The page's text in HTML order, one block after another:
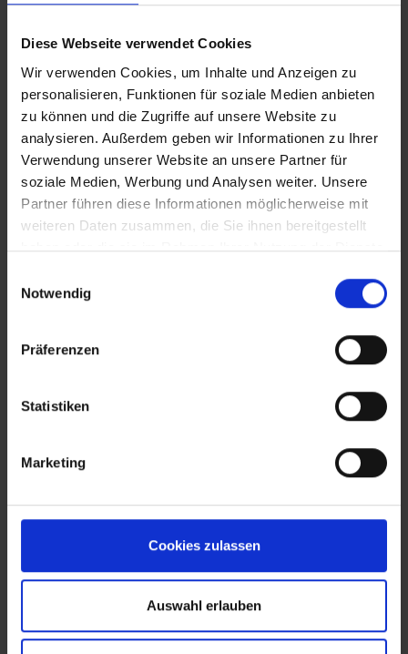
Diese Webseite verwendet Cookies
Wir verwenden Cookies, um Inhalte und Anzeigen zu
personalisieren, Funktionen für soziale Medien anbieten
zu können und die Zugriffe auf unsere Website zu
analysieren. Außerdem geben wir Informationen zu Ihrer
Verwendung unserer Website an unsere Partner für
soziale Medien, Werbung und Analysen weiter. Unsere
Partner führen diese Informationen möglicherweise mit
weiteren Daten zusammen, die Sie ihnen bereitgestellt
haben oder die sie im Rahmen Ihrer Nutzung der Dienste
Notwendig
Präferenzen
Statistiken
Marketing
Cookies zulassen
Auswahl erlauben